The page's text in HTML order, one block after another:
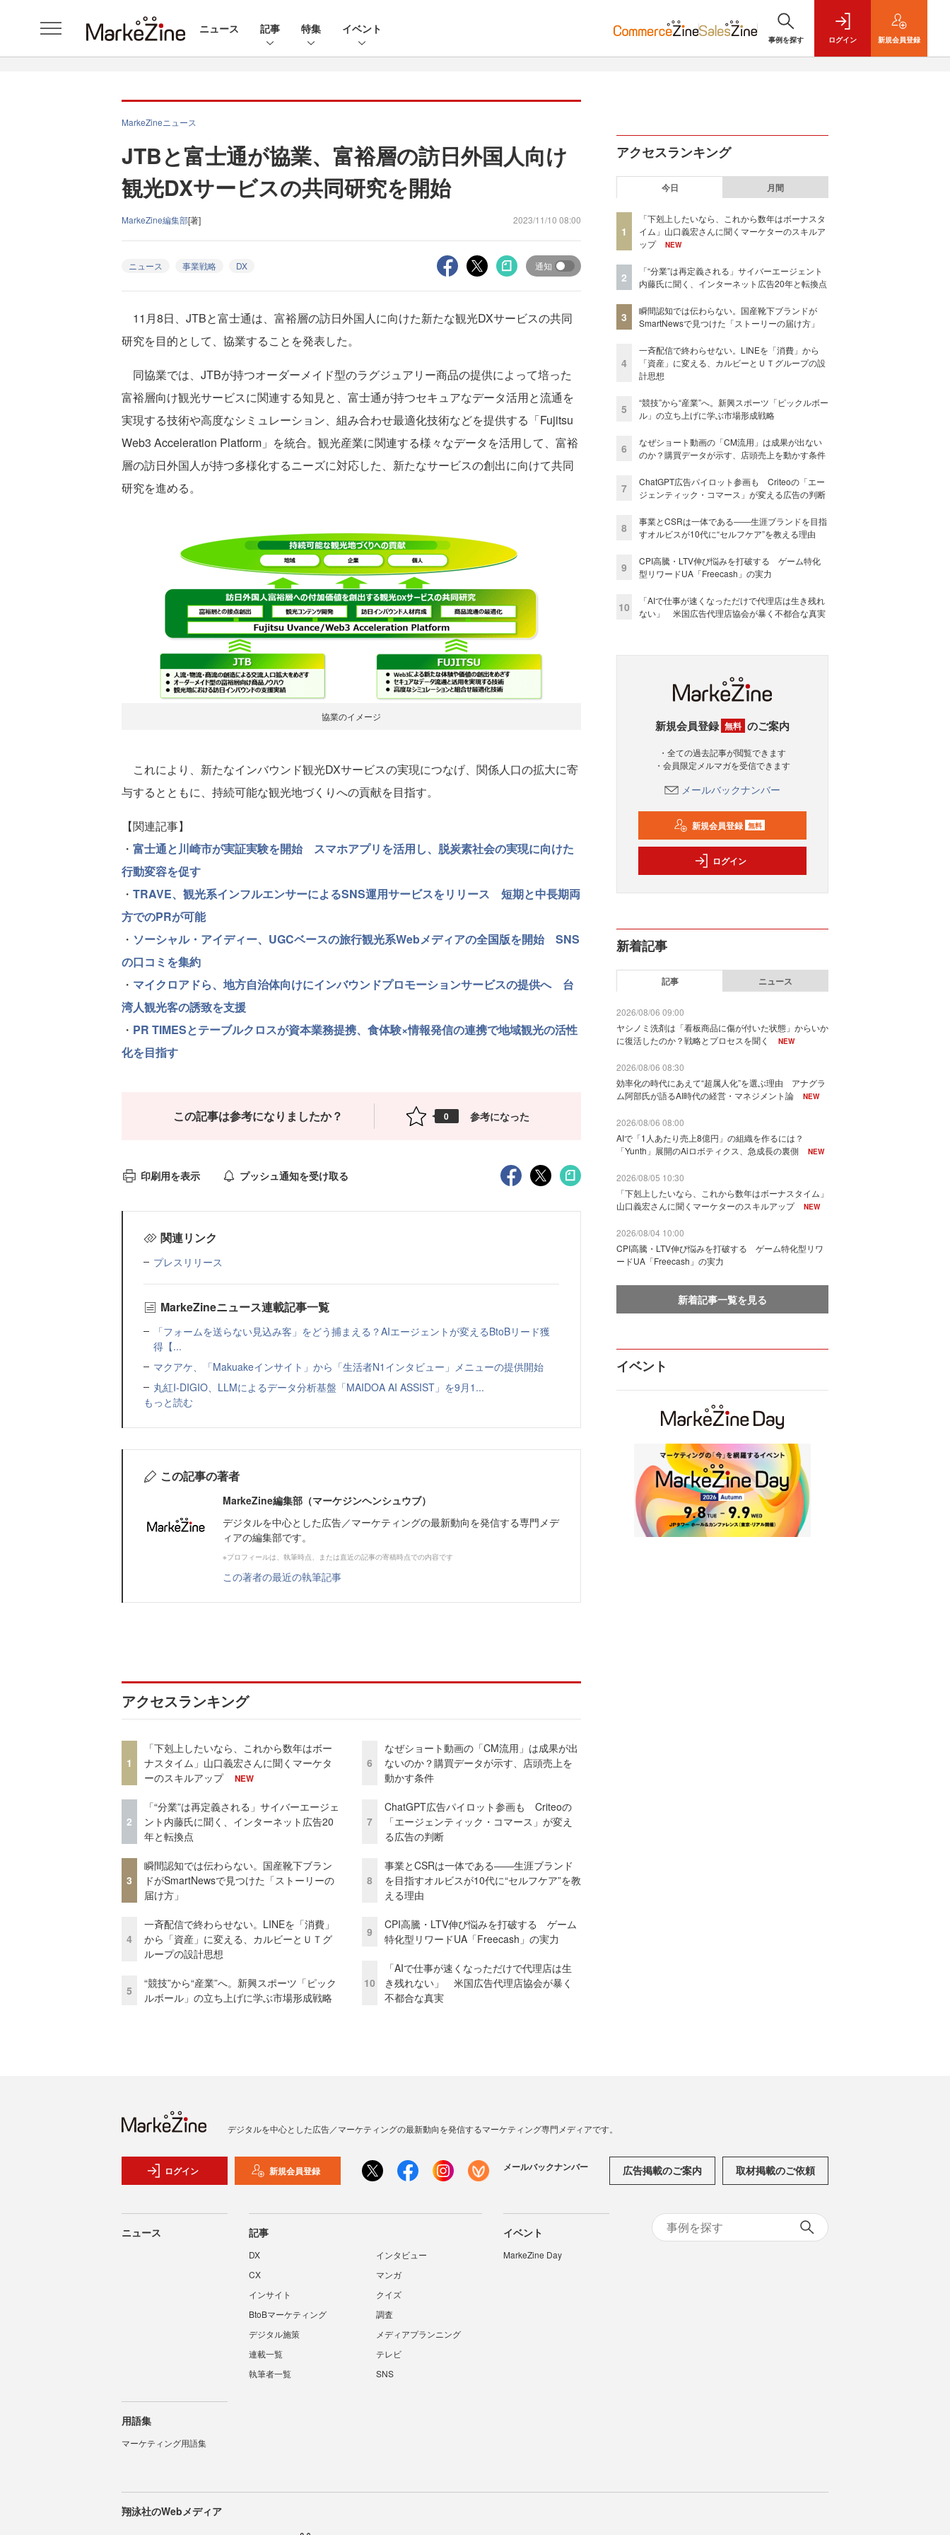
ニュース 記事 特集 イベント
事例を探す ログイン 新規会員登録
MarkeZineニュース
JTBと富士通が協業、富裕層の訪日外国人向け
観光DXサービスの共同研究を開始
MarkeZine編集部[著] 2023/11/10 08:00
ニュース 事業戦略 DX 通知
11月8日、JTBと富士通は、富裕層の訪日外国人に向けた新たな観光DXサービスの共同
研究を目的として、協業することを発表した。
同協業では、JTBが持つオーダーメイド型のラグジュアリー商品の提供によって培った
富裕層向け観光サービスに関連する知見と、富士通が持つセキュアなデータ活用と流通を
実現する技術や高度なシミュレーション、組み合わせ最適化技術などを提供する「Fujitsu
Web3 Acceleration Platform」を統合。観光産業に関連する様々なデータを活用して、富裕
層の訪日外国人が持つ多様化するニーズに対応した、新たなサービスの創出に向けて共同
研究を進める。
協業のイメージ
これにより、新たなインバウンド観光DXサービスの実現につなげ、関係人口の拡大に寄
与するとともに、持続可能な観光地づくりへの貢献を目指す。
【関連記事】
・ 富士通と川崎市が実証実験を開始 スマホアプリを活用し、脱炭素社会の実現に向けた
行動変容を促す
・ TRAVE、観光系インフルエンサーによるSNS運用サービスをリリース 短期と中長期両
方でのPRが可能
・ ソーシャル・アイディー、UGCベースの旅行観光系Webメディアの全国版を開始 SNS
の口コミを集約
・ マイクロアドら、地方自治体向けにインバウンドプロモーションサービスの提供へ 台
湾人観光客の誘致を支援
・ PR TIMESとテーブルクロスが資本業務提携、食体験×情報発信の連携で地域観光の活性
化を目指す
この記事は参考になりましたか？ 0 参考になった
印刷用を表示 プッシュ通知を受け取る
関連リンク
プレスリリース
MarkeZineニュース連載記事一覧
「フォームを送らない見込み客」をどう捕まえる？AIエージェントが変えるBtoBリード獲
得【...
マクアケ、「Makuakeインサイト」から「生活者N1インタビュー」メニューの提供開始
丸紅I-DIGIO、LLMによるデータ分析基盤「MAIDOA AI ASSIST」を9月1...
もっと読む
この記事の著者
MarkeZine編集部（マーケジンヘンシュウブ）
デジタルを中心とした広告／マーケティングの最新動向を発信する専門メデ
ィアの編集部です。
※プロフィールは、執筆時点、または直近の記事の寄稿時点での内容です
この著者の最近の執筆記事
アクセスランキング
1
「下剋上したいなら、これから数年はボー
ナスタイム」山口義宏さんに聞くマーケタ
ーのスキルアップ
NEW
2
「“分業”は再定義される」サイバーエージェ
ント内藤氏に聞く、インターネット広告20
年と転換点
3
瞬間認知では伝わらない。国産靴下ブラン
ドがSmartNewsで見つけた「ストーリーの
届け方」
4
一斉配信で終わらせない。LINEを「消費」
から「資産」に変える、カルビーとＵＴグ
ループの設計思想
5
“競技”から“産業”へ。新興スポーツ「ピック
ルボール」の立ち上げに学ぶ市場形成戦略
6
なぜショート動画の「CM流用」は成果が出
ないのか？購買データが示す、店頭売上を
動かす条件
7
ChatGPT広告パイロット参画も Criteoの
「エージェンティック・コマース」が変え
る広告の判断
8
事業とCSRは一体である――生涯ブランド
を目指すオルビスが10代に“セルフケア”を教
える理由
9
CPI高騰・LTV伸び悩みを打破する ゲーム
特化型リワードUA「Freecash」の実力
10
「AIで仕事が速くなっただけで代理店は生
き残れない」 米国広告代理店協会が暴く
不都合な真実
アクセスランキング
今日 月間
1
「下剋上したいなら、これから数年はボーナスタ
イム」山口義宏さんに聞くマーケターのスキルア
ップ
NEW
2
「“分業”は再定義される」サイバーエージェント
内藤氏に聞く、インターネット広告20年と転換点
3
瞬間認知では伝わらない。国産靴下ブランドが
SmartNewsで見つけた「ストーリーの届け方」
4
一斉配信で終わらせない。LINEを「消費」から
「資産」に変える、カルビーとＵＴグループの設
計思想
5
“競技”から“産業”へ。新興スポーツ「ピックルボー
ル」の立ち上げに学ぶ市場形成戦略
6
なぜショート動画の「CM流用」は成果が出ない
のか？購買データが示す、店頭売上を動かす条件
7
ChatGPT広告パイロット参画も Criteoの「エー
ジェンティック・コマース」が変える広告の判断
8
事業とCSRは一体である――生涯ブランドを目指
すオルビスが10代に“セルフケア”を教える理由
9
CPI高騰・LTV伸び悩みを打破する ゲーム特化
型リワードUA「Freecash」の実力
10
「AIで仕事が速くなっただけで代理店は生き残れ
ない」 米国広告代理店協会が暴く不都合な真実
新規会員登録 無料 のご案内
・全ての過去記事が閲覧できます
・会員限定メルマガを受信できます
メールバックナンバー
新規会員登録 無料
ログイン
新着記事
記事 ニュース
2026/08/06 09:00
ヤシノミ洗剤は「看板商品に傷が付いた状態」からいか
に復活したのか？戦略とプロセスを聞く
NEW
2026/08/06 08:30
効率化の時代にあえて“超属人化”を選ぶ理由 アナグラ
ム阿部氏が語るAI時代の経営・マネジメント論
NEW
2026/08/06 08:00
AIで「1人あたり売上8億円」の組織を作るには？
「Yunth」展開のAiロボティクス、急成長の裏側
NEW
2026/08/05 10:30
「下剋上したいなら、これから数年はボーナスタイム」
山口義宏さんに聞くマーケターのスキルアップ
NEW
2026/08/04 10:00
CPI高騰・LTV伸び悩みを打破する ゲーム特化型リワ
ードUA「Freecash」の実力
新着記事一覧を見る
イベント
デジタルを中心とした広告／マーケティングの最新動向を発信するマーケティング専門メディアです。
ログイン 新規会員登録 メールバックナンバー 広告掲載のご案内 取材掲載のご依頼
ニュース 記事
DX
インタビュー
CX
マンガ
インサイト
クイズ
BtoBマーケティング
調査
デジタル施策
メディアプランニング
連載一覧
テレビ
執筆者一覧
SNS
イベント
MarkeZine Day
用語集
マーケティング用語集
翔泳社のWebメディア